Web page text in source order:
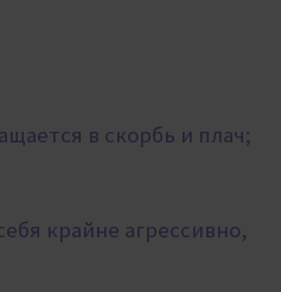
в скорбь и плач;
крайне агрессивно,